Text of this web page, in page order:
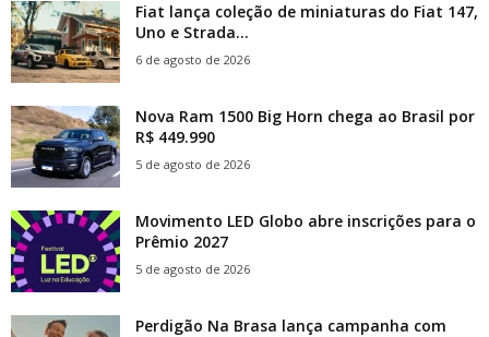
Fiat lança coleção de miniaturas do Fiat 147,
Uno e Strada...
6 de agosto de 2026
Nova Ram 1500 Big Horn chega ao Brasil por
R$ 449.990
5 de agosto de 2026
Movimento LED Globo abre inscrições para o
Prêmio 2027
5 de agosto de 2026
Perdigão Na Brasa lança campanha com